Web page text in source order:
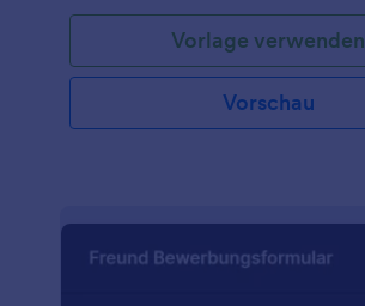
Vorlage verwenden
Vorschau